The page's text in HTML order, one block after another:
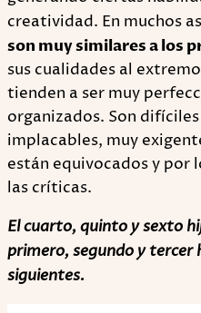
creatividad. En muchos
son muy similares a los
sus cualidades al
tienden a ser muy
organizados. Son
implacables, muy
están equivocados y por
las críticas.
El cuarto, quinto y sexto
primero, segundo y tercer
siguientes.